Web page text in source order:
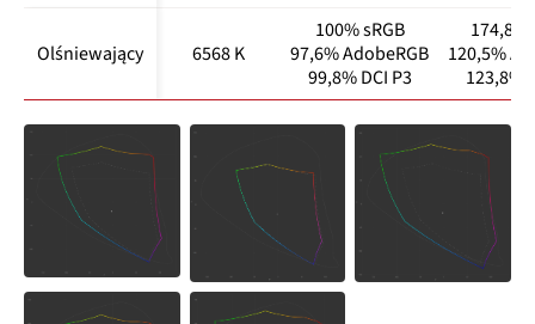
Olśniewający 6568 K
100% sRGB
97,6% AdobeRGB
99,8% DCI P3
174,8%
120,5%
123,8%